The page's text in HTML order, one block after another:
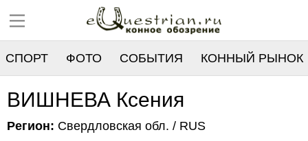
СПОРТ ФОТО СОБЫТИЯ КОННЫЙ РЫНОК
РЕЕСТР
ВИШНЕВА Ксения
Регион: Свердловская обл. / RUS